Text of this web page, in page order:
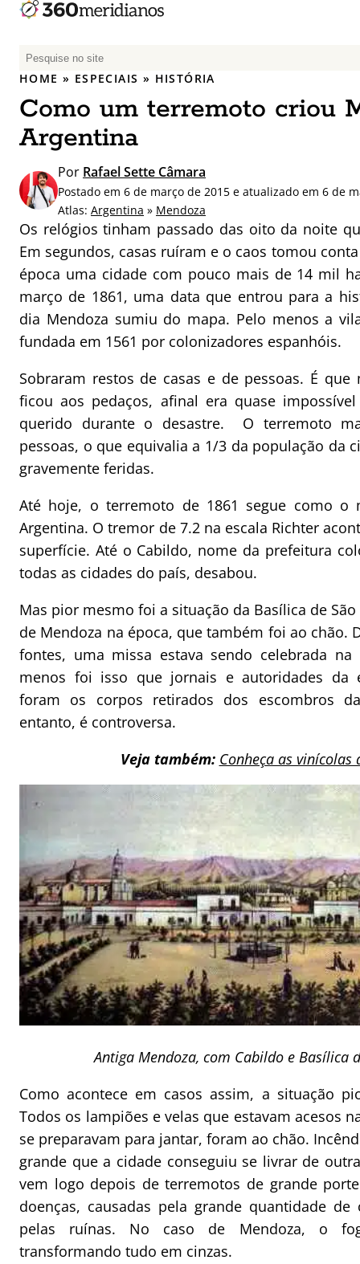
P
e
q
u
i
a
r
p
o
r
:
HOME » ESPECIAIS » HISTÓRIA
Como um terremoto criou
Argentina
Por Rafael Sette Câmara
Postado em 6 de março de 2015 e atualizado em 6 de
Atlas: Argentina » Mendoza
Os relógios tinham passado das oito da noite
Em segundos, casas ruíram e o caos tomou
época uma cidade com pouco mais de 14 mil
março de 1861, uma data que entrou para a
dia Mendoza sumiu do mapa. Pelo menos a
fundada em 1561 por colonizadores espanhóis.
Sobraram restos de casas e de pessoas. É
ficou aos pedaços, afinal era quase
querido durante o desastre. O terremoto
pessoas, o que equivalia a 1/3 da população da
gravemente feridas.
Até hoje, o terremoto de 1861 segue como o
Argentina. O tremor de 7.2 na escala Richter
superfície. Até o Cabildo, nome da prefeitura
todas as cidades do país, desabou.
Mas pior mesmo foi a situação da Basílica de
de Mendoza na época, que também foi ao chão.
fontes, uma missa estava sendo celebrada
menos foi isso que jornais e autoridades da
foram os corpos retirados dos escombros
entanto, é controversa.
Veja também: Conheça as vinícolas
Antiga Mendoza, com Cabildo e Basílica
Como acontece em casos assim, a situação
Todos os lampiões e velas que estavam acesos
se preparavam para jantar, foram ao chão.
grande que a cidade conseguiu se livrar de
vem logo depois de terremotos de grande
doenças, causadas pela grande quantidade
pelas ruínas. No caso de Mendoza, o
transformando tudo em cinzas.